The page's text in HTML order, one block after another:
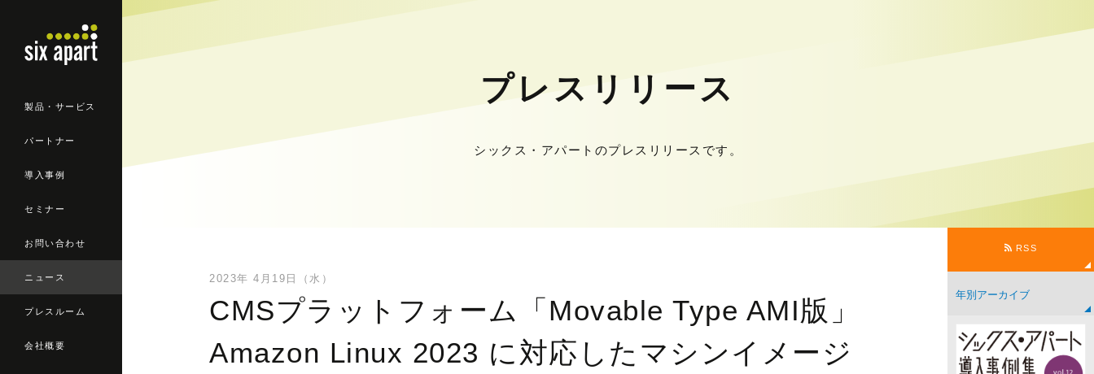
製品・サービス
パートナー
導入事例
セミナー
お問い合わせ
ニュース
プレスルーム
会社概要
プレスリリース
シックス・アパートのプレスリリースです。
2023年 4月19日（水）
CMSプラットフォーム「Movable Type AMI版」
Amazon Linux 2023 に対応したマシンイメージ
RSS